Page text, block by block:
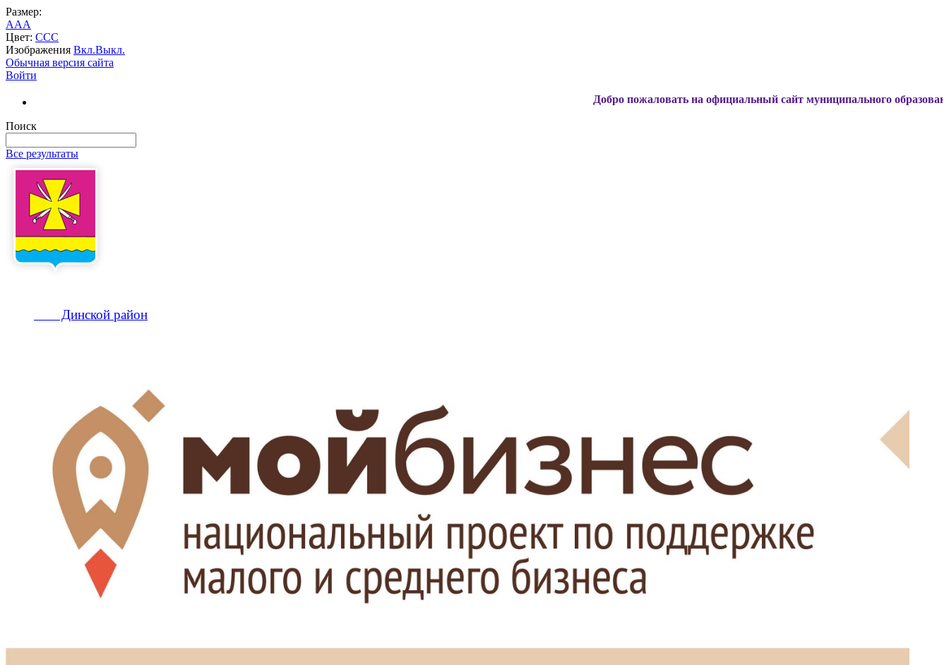
Размер:
AAA
Цвет: CCC
Изображения Вкл.Выкл.
Обычная версия сайта
Войти
Добро пожаловать на официальный сайт муниципального образования
Поиск
Все результаты
Динской район